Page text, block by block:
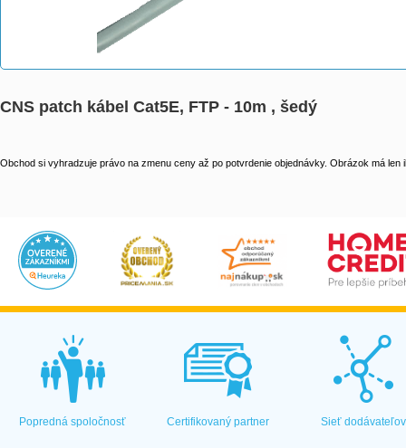
CNS patch kábel Cat5E, FTP - 10m , šedý
Obchod si vyhradzuje právo na zmenu ceny až po potvrdenie objednávky. Obrázok má len
Popredná spoločnosť Certifikovaný partner Sieť dodávateľov